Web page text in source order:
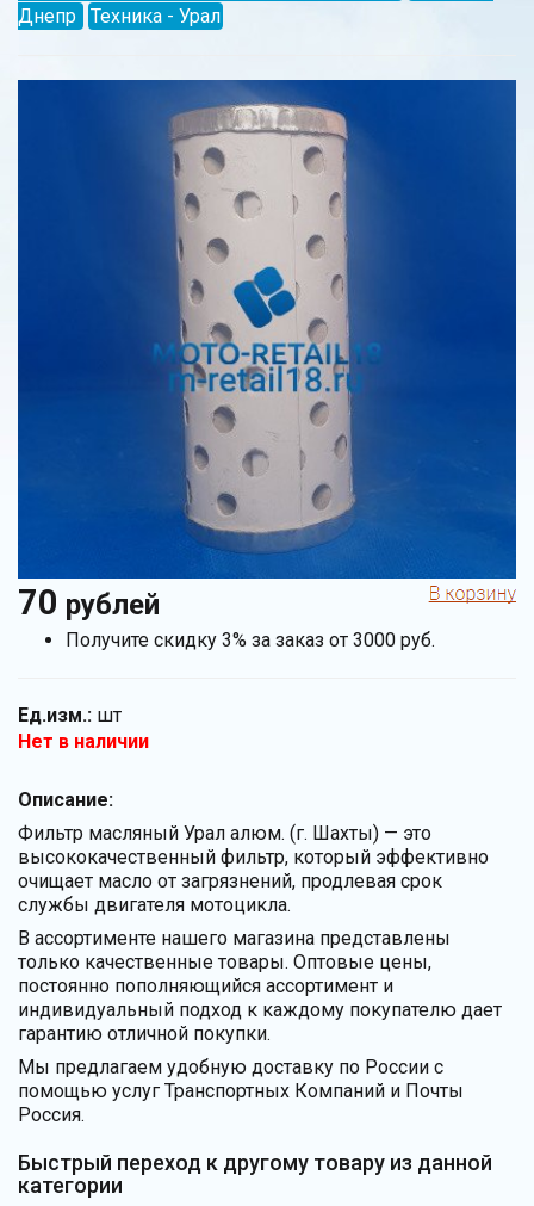
Днепр
Техника - Урал
70 рублей
Получите скидку 3% за заказ от 3000 руб.
Ед.изм.: шт
Нет в наличии
Описание:
Фильтр масляный Урал алюм. (г. Шахты) — это
высококачественный фильтр, который эффективно
очищает масло от загрязнений, продлевая срок
службы двигателя мотоцикла.
В ассортименте нашего магазина представлены
только качественные товары. Оптовые цены,
постоянно пополняющийся ассортимент и
индивидуальный подход к каждому покупателю дает
гарантию отличной покупки.
Мы предлагаем удобную доставку по России с
помощью услуг Транспортных Компаний и Почты
Россия.
Быстрый переход к другому товару из данной
категории